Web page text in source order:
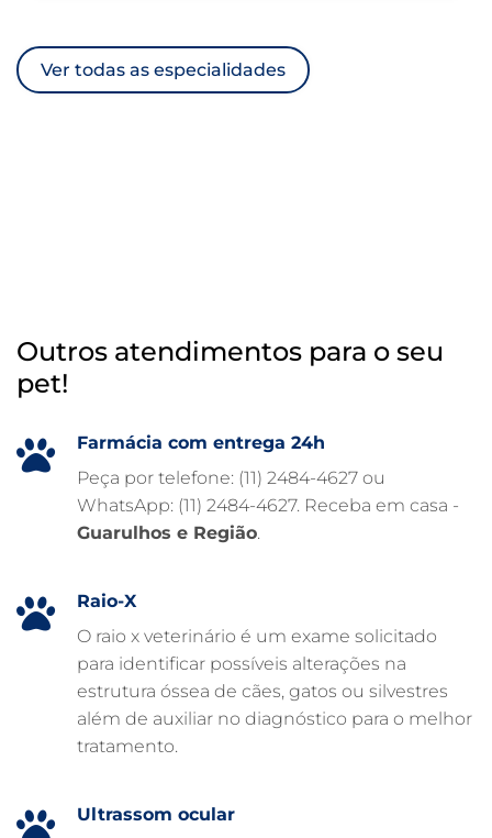
TRATAMENTO DE ANIMAIS
HOSPITAL VETERINÁRIO 24 HORAS
HOSPITAL VETERINÁRIO
FISIOTERAPIA VETERINÁRIA
FARMÁCIA VETERINÁRIA 24H
EMERGÊNCIA VETERINÁRIA
EMERGÊNCIA PARA PETS
CUIDADOS INTENSIVOS EM ANIMAIS
CLÍNICA VETERINÁRIA ARCA
Ver todas as especialidades
Outros atendimentos para o seu
pet!
Farmácia com entrega 24h
Peça por telefone: (11) 2484-4627 ou
WhatsApp: (11) 2484-4627. Receba em casa -
Guarulhos e Região.
Raio-X
O raio x veterinário é um exame solicitado
para identificar possíveis alterações na
estrutura óssea de cães, gatos ou silvestres
além de auxiliar no diagnóstico para o melhor
tratamento.
Ultrassom ocular